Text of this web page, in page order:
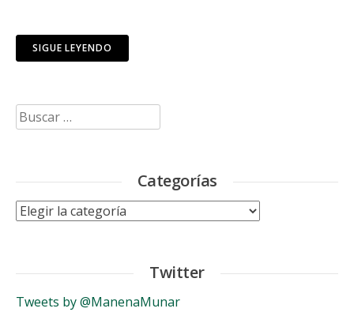
SIGUE LEYENDO
Buscar:
Categorías
Categorías
Twitter
Tweets by @ManenaMunar